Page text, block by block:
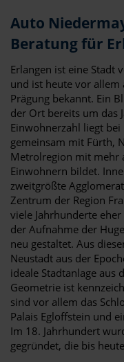
Auto
Beratung für
Erlangen ist eine Stadt
und ist heute vor
Prägung bekannt. Ein
der Ort bereits um das
Einwohnerzahl liegt
gemeinsam mit Fürth,
Metrolregion mit mehr
Einwohnern bildet.
zweitgrößte
Zentrum der Region
viele Jahrhunderte
der Aufnahme der
neu gestaltet. Aus
Neustadt aus der
ideale Stadtanlage aus
Geometrie ist
sind vor allem das
Palais Egloffstein und
Im 18. Jahrhundert
gegründet, die bis